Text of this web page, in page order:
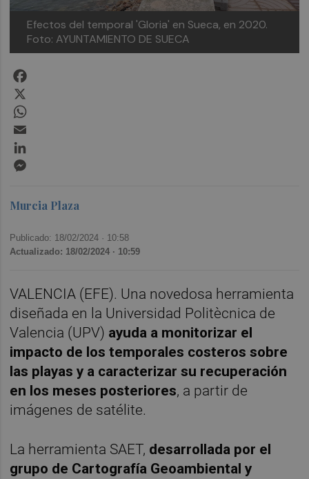
Efectos del temporal 'Gloria' en Sueca, en 2020.
Foto: AYUNTAMIENTO DE SUECA
Murcia Plaza
Publicado: 18/02/2024 · 10:58
Actualizado: 18/02/2024 · 10:59
VALENCIA (EFE). Una novedosa herramienta
diseñada en la Universidad Politècnica de
Valencia (UPV) ayuda a monitorizar el
impacto de los temporales costeros sobre
las playas y a caracterizar su recuperación
en los meses posteriores, a partir de
imágenes de satélite.
La herramienta SAET, desarrollada por el
grupo de Cartografía Geoambiental y